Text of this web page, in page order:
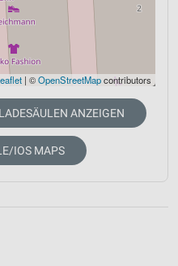
| ©OpenStreetMapcontributors
LADESÄULEN ANZEIGEN
IOS MAPS